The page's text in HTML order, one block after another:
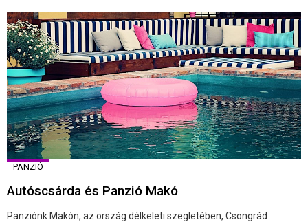
PANZIÓ
Autóscsárda és Panzió Makó
Panziónk Makón, az ország délkeleti szegletében, Csongrád